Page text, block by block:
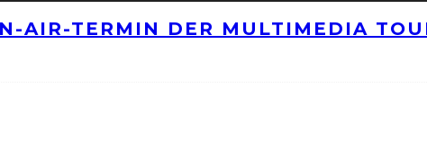
AIR-TERMIN DER MULTIMEDIA